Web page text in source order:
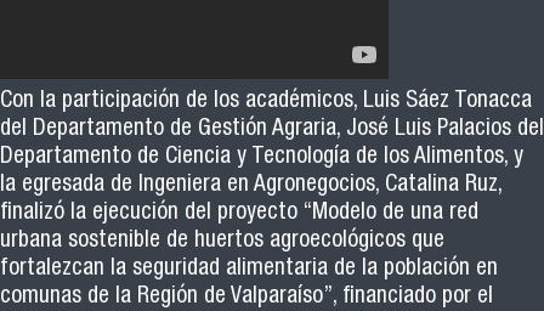
Con la participación de los académicos, Luis Sáez Tonacca
del Departamento de Gestión Agraria, José Luis Palacios del
Departamento de Ciencia y Tecnología de los Alimentos, y
la egresada de Ingeniera en Agronegocios, Catalina Ruz,
finalizó la ejecución del proyecto “Modelo de una red
urbana sostenible de huertos agroecológicos que
fortalezcan la seguridad alimentaria de la población en
comunas de la Región de Valparaíso”, financiado por el